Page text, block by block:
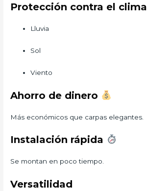
Protección contra el clima
Lluvia
Sol
Viento
Ahorro de dinero
Más económicos que carpas elegantes.
Instalación rápida
Se montan en poco tiempo.
Versatilidad